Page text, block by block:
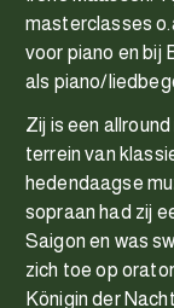
masterclasses
voor piano en bij
als piano/
Zij is een
terrein van
hedendaagse
sopraan had zij
Saigon en was
zich toe op
Königin der